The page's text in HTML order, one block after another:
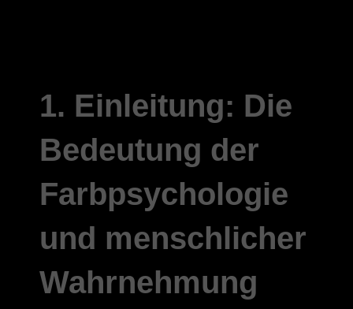
1. Einleitung: Die
Bedeutung der
Farbpsychologie
und menschlicher
Wahrnehmung